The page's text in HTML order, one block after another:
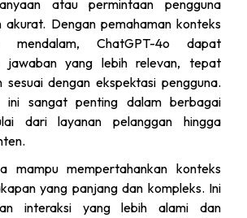
atau permintaan pengguna
akurat. Dengan pemahaman konteks
mendalam, ChatGPT-4o dapat
jawaban yang lebih relevan, tepat
sesuai dengan ekspektasi pengguna.
ini sangat penting dalam berbagai
dari layanan pelanggan hingga
mampu mempertahankan konteks
yang panjang dan kompleks. Ini
interaksi yang lebih alami dan